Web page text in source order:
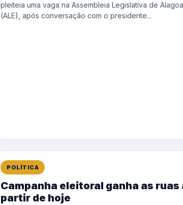
pleiteia uma vaga na Assembleia Legislativa de
(ALE), após conversação com o presidente...
POLÍTICA
Campanha eleitoral ganha as ruas
partir de hoje